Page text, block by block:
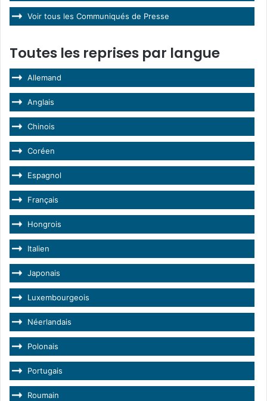
Voir tous les Communiqués de Presse
Toutes les reprises par langue
Allemand
Anglais
Chinois
Coréen
Espagnol
Français
Hongrois
Italien
Japonais
Luxembourgeois
Néerlandais
Polonais
Portugais
Roumain